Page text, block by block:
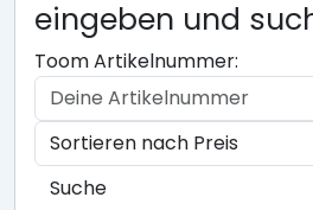
eingeben und
Toom Artikelnummer:
Suche